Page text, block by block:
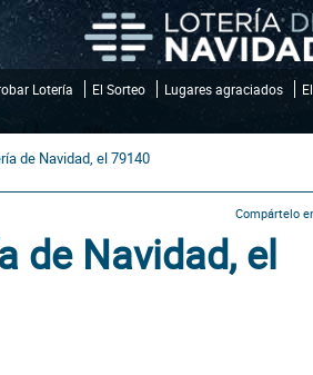
Lotería El Sorteo Lugares agraciados
de Navidad, el 79140
Compártelo
de Navidad, el